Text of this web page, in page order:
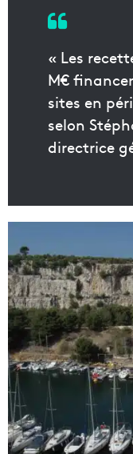
« Les
M€
sites en
selon
directrice